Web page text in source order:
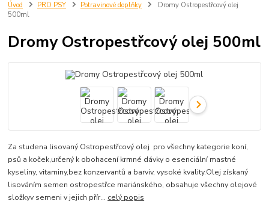
Úvod PRO PSY Potravinové doplňky
Dromy Ostropestřcový olej
500ml
Dromy Ostropestřcový olej 500ml
Za studena lisovaný Ostropestřcový olej pro všechny kategorie koní,
psů a koček,určený k obohacení krmné dávky o esenciální mastné
kyseliny, vitaminy,bez konzervantů a barviv, vysoké kvality.Olej získaný
lisováním semen ostropestřce mariánského, obsahuje všechny olejové
složkyv semeni v jejich přír... celý popis